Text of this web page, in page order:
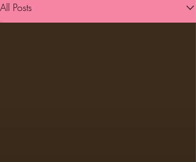
All Posts